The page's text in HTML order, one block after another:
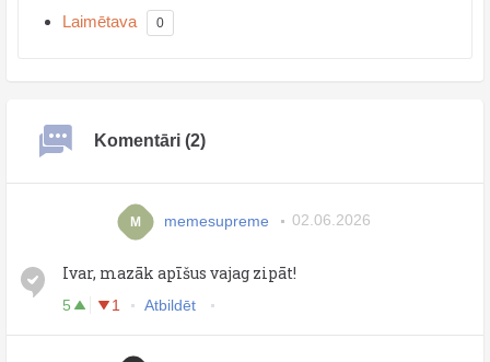
Laimētava 0
Komentāri (2)
M memesupreme 02.06.2026
Ivar, mazāk apīšus vajag zipāt!
5 1 Atbildēt